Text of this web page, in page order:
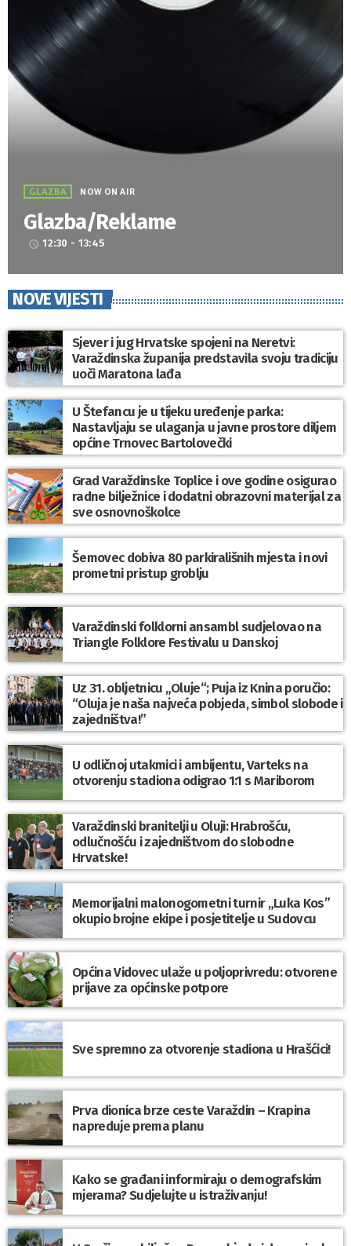
GLAZBA NOW ON AIR
Glazba/Reklame
access_time 12:30 - 13:45
NOVE VIJESTI
Sjever i jug Hrvatske spojeni na Neretvi:
Varaždinska županija predstavila svoju tradiciju
uoči Maratona lađa
U Štefancu je u tijeku uređenje parka:
Nastavljaju se ulaganja u javne prostore diljem
općine Trnovec Bartolovečki
Grad Varaždinske Toplice i ove godine osigurao
radne bilježnice i dodatni obrazovni materijal za
sve osnovnoškolce
Šemovec dobiva 80 parkirališnih mjesta i novi
prometni pristup groblju
Varaždinski folklorni ansambl sudjelovao na
Triangle Folklore Festivalu u Danskoj
Uz 31. obljetnicu „Oluje“; Puja iz Knina poručio:
“Oluja je naša najveća pobjeda, simbol slobode i
zajedništva!”
U odličnoj utakmici i ambijentu, Varteks na
otvorenju stadiona odigrao 1:1 s Mariborom
Varaždinski branitelji u Oluji: Hrabrošću,
odlučnošću i zajedništvom do slobodne
Hrvatske!
Memorijalni malonogometni turnir „Luka Kos”
okupio brojne ekipe i posjetitelje u Sudovcu
Općina Vidovec ulaže u poljoprivredu: otvorene
prijave za općinske potpore
Sve spremno za otvorenje stadiona u Hrašćici!
Prva dionica brze ceste Varaždin – Krapina
napreduje prema planu
Kako se građani informiraju o demografskim
mjerama? Sudjelujte u istraživanju!